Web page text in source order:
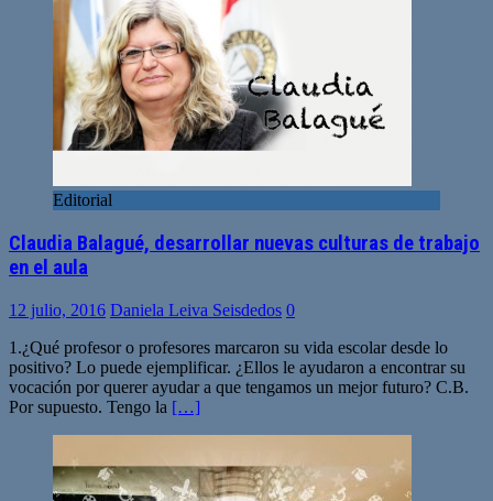
Editorial
Claudia Balagué, desarrollar nuevas culturas de trabajo
en el aula
12 julio, 2016 Daniela Leiva Seisdedos 0
1.¿Qué profesor o profesores marcaron su vida escolar desde lo
positivo? Lo puede ejemplificar. ¿Ellos le ayudaron a encontrar su
vocación por querer ayudar a que tengamos un mejor futuro? C.B.
Por supuesto. Tengo la […]